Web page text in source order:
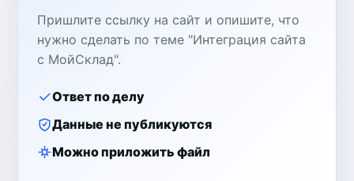
Пришлите ссылку на сайт и опишите, что
нужно сделать по теме "Интеграция сайта
с МойСклад".
Ответ по делу
Данные не публикуются
Можно приложить файл